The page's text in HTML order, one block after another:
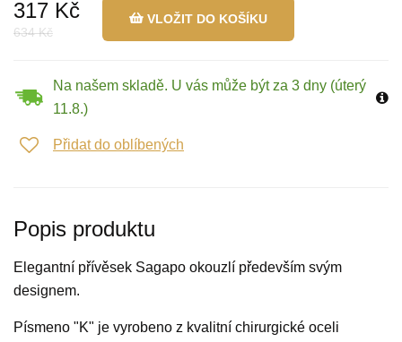
317 Kč
634 Kč
VLOŽIT DO KOŠÍKU
Na našem skladě. U vás může být za 3 dny (úterý
11.8.)
Přidat do oblíbených
Popis produktu
Elegantní přívěsek Sagapo okouzlí především svým
designem.
Písmeno "K" je vyrobeno z kvalitní chirurgické oceli